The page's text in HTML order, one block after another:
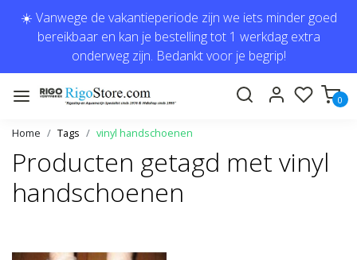
☀️ Vanwege de vakantieperiode zijn we iets minder goed
bereikbaar en kan je bestelling tot 1 werkdag extra
onderweg zijn. Bedankt voor je begrip!
0
Home Tags vinyl handschoenen
Producten getagd met vinyl
handschoenen